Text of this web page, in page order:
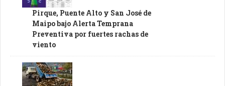
Pirque, Puente Alto y San José de
Maipo bajo Alerta Temprana
Preventiva por fuertes rachas de
viento